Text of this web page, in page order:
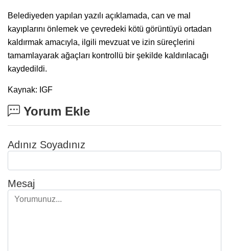
Belediyeden yapılan yazılı açıklamada, can ve mal
kayıplarını önlemek ve çevredeki kötü görüntüyü ortadan
kaldırmak amacıyla, ilgili mevzuat ve izin süreçlerini
tamamlayarak ağaçları kontrollü bir şekilde kaldırılacağı
kaydedildi.
Kaynak: IGF
Yorum Ekle
Adınız Soyadınız
Mesaj